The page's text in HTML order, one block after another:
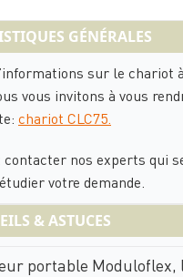
GÉNÉRALES
sur le chariot
vous invitons à vous
chariot CLC75.
contacter nos experts qui
votre demande.
& ASTUCES
portable Moduloflex,